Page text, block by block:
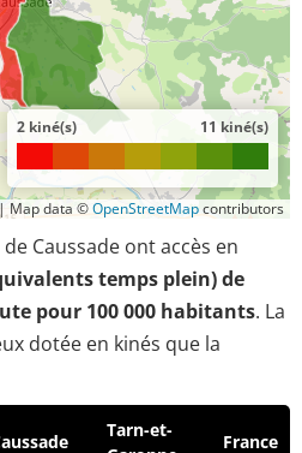
2 kiné(s) 11 kiné(s)
| Map data ©OpenStreetMapcontributors
Caussade ont accès en
temps plein) de
pour 100 000 habitants. La
dotée en kinés que la
Tarn-et-
France